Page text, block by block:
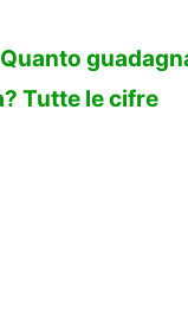
Quanto
Tutte le cifre